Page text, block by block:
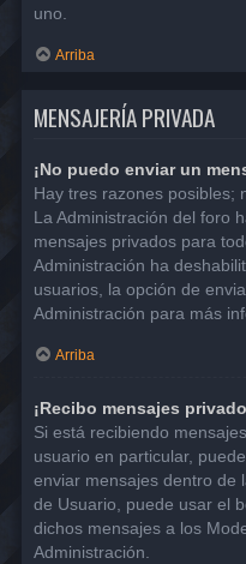
uno.
Arriba
MENSAJERÍA PRIVADA
¡No puedo enviar un
Hay tres razones posibles;
La Administración del foro
mensajes privados para
Administración ha
usuarios, la opción de
Administración para más
Arriba
¡Recibo mensajes
Si está recibiendo
usuario en particular,
enviar mensajes dentro de
de Usuario, puede usar el
dichos mensajes a los
Administración.